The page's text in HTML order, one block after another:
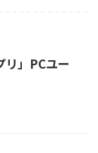
リ」PCユー